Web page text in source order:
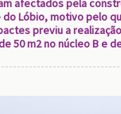
afectados pela
Lóbio, motivo pelo
previu a
50 m2 no núcleo B e